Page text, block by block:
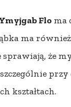
Flo ma
ma
że
przy
kształtach.